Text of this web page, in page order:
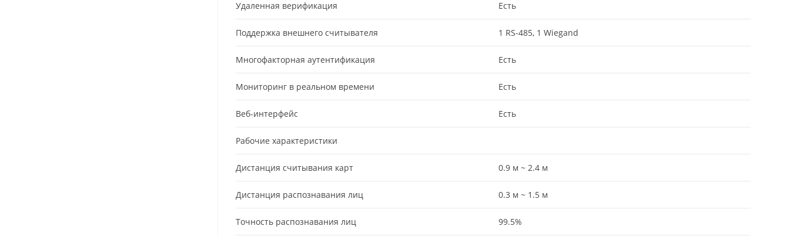
Удаленная верификация Есть
Поддержка внешнего считывателя 1 RS-485, 1 Wiegand
Многофакторная аутентификация Есть
Мониторинг в реальном времени Есть
Веб-интерфейс Есть
Рабочие характеристики
Дистанция считывания карт 0.9 м ~ 2.4 м
Дистанция распознавания лиц 0.3 м ~ 1.5 м
Точность распознавания лиц 99.5%